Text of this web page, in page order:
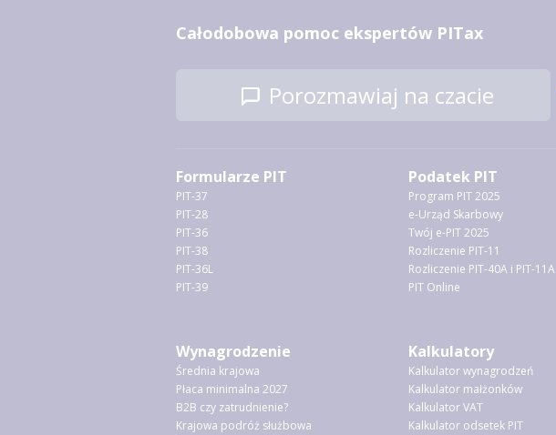
Całodobowa pomoc ekspertów PITax
Porozmawiaj na czacie
Formularze PIT
PIT-37
PIT-28
PIT-36
PIT-38
PIT-36L
PIT-39
Podatek PIT
Program PIT 2025
e-Urząd Skarbowy
Twój e-PIT 2025
Rozliczenie PIT-11
Rozliczenie PIT-40A i PIT-11A
PIT Online
Wynagrodzenie
Średnia krajowa
Płaca minimalna 2027
B2B czy zatrudnienie?
Krajowa podróż służbowa
Kalkulatory
Kalkulator wynagrodzeń
Kalkulator małżonków
Kalkulator VAT
Kalkulator odsetek PIT